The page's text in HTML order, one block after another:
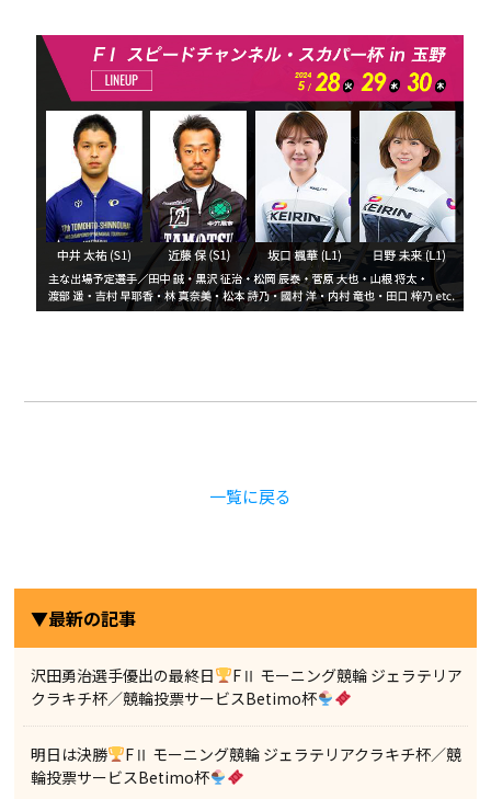
▼最新の記事
沢田勇治選手優出の最終日
FⅡ モーニング競輪 ジェラテリア
クラキチ杯／競輪投票サービスBetimo杯
明日は決勝
FⅡ モーニング競輪 ジェラテリアクラキチ杯／競
輪投票サービスBetimo杯
一覧に戻る